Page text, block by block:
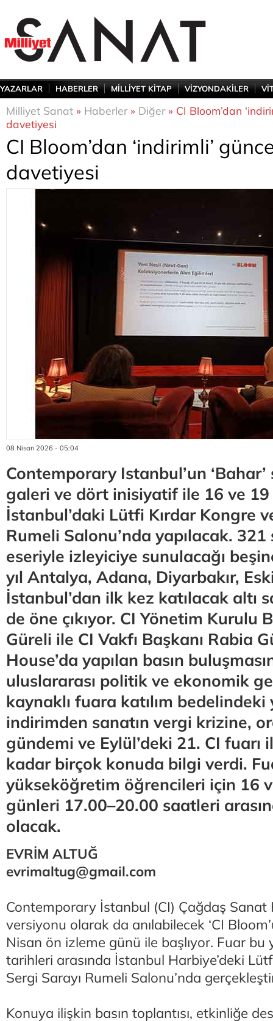
YAZARLAR HABERLER MİLLİYET KİTAP VİZYONDAKİLER
Milliyet Sanat » Haberler» Diğer» CI Bloom’dan
davetiyesi
CI Bloom’dan ‘indirimli’
davetiyesi
08 Nisan 2026 - 05:04
Contemporary Istanbul’un
galeri ve dört inisiyatif ile 16 ve 19
İstanbul’daki Lütfi Kırdar Kongre
Rumeli Salonu’nda yapılacak. 321
eseriyle izleyiciye sunulacağı
yıl Antalya, Adana, Diyarbakır,
İstanbul’dan ilk kez katılacak altı
de öne çıkıyor. CI Yönetim Kurulu
Güreli ile CI Vakfı Başkanı Rabia
House’da yapılan basın
uluslararası politik ve ekonomik
kaynaklı fuara katılım bedelindeki
indirimden sanatın vergi krizine,
gündemi ve Eylül’deki 21. CI
kadar birçok konuda bilgi verdi.
yükseköğretim öğrencileri için 16
günleri 17.00–20.00 saatleri
olacak.
EVRİM ALTUĞ
evrimaltug@gmail.com
Contemporary İstanbul (CI) Çağdaş Sanat
versiyonu olarak da anılabilecek ‘CI
Nisan ön izleme günü ile başlıyor. Fuar bu
tarihleri arasında İstanbul Harbiye’deki
Sergi Sarayı Rumeli Salonu’nda
Konuya ilişkin basın toplantısı, etkinliğe